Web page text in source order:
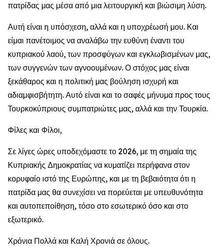
πατρίδας μας μέσα από μια λειτουργική και βιώσιμη λύση.
Αυτή είναι η υπόσχεση, αλλά και η υποχρέωσή μου. Και
είμαι πανέτοιμος να αναλάβω την ευθύνη έναντι του
κυπριακού λαού, των προσφύγων και εγκλωβισμένων μας,
των συγγενών των αγνοουμένων. Ο στόχος μας είναι
ξεκάθαρος και η πολιτική μας βούληση ισχυρή και
αδιαμφισβήτητη. Αυτό είναι και το σαφές μήνυμα προς τους
Τουρκοκύπριους συμπατριώτες μας, αλλά και την Τουρκία.
Φίλες και Φίλοι,
Σε λίγες ώρες υποδεχόμαστε το 2026, με τη σημαία της
Κυπριακής Δημοκρατίας να κυματίζει περήφανα στον
κορυφαίο ιστό της Ευρώπης, και με τη βεβαιότητα ότι η
πατρίδα μας θα συνεχίσει να πορεύεται με υπευθυνότητα
και αυτοπεποίθηση, τόσο στο εσωτερικό όσο και στο
εξωτερικό.
Χρόνια Πολλά και Καλή Χρονιά σε όλους.